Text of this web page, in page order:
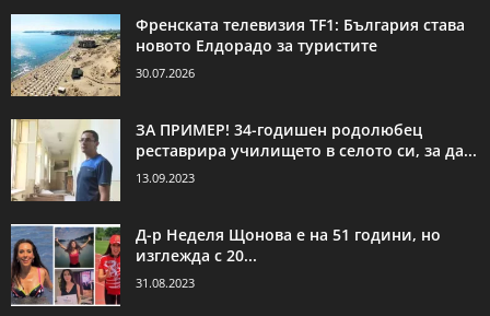
Френската телевизия TF1: България става
новото Елдорадо за туристите
30.07.2026
ЗА ПРИМЕР! 34-годишен родолюбец
реставрира училището в селото си, за да...
13.09.2023
Д-р Неделя Щонова е на 51 години, но
изглежда с 20...
31.08.2023